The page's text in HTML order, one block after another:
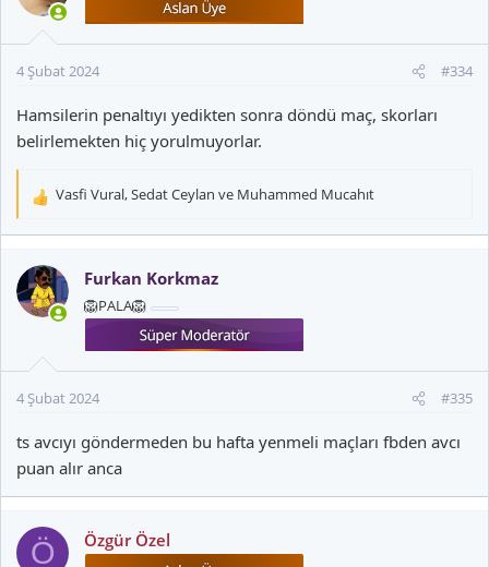
4 Şubat 2024 #334
Hamsilerin penaltıyı yedikten sonra döndü maç, skorları
belirlemekten hiç yorulmuyorlar.
T
k
i
l
Vasfi Vural,Sedat Ceylan ve Muhammed Mucahıt
Furkan Korkmaz
🦁PALA🦁
4 Şubat 2024 #335
ts avcıyı göndermeden bu hafta yenmeli maçları fbden avcı
puan alır anca
Ö Özgür Özel